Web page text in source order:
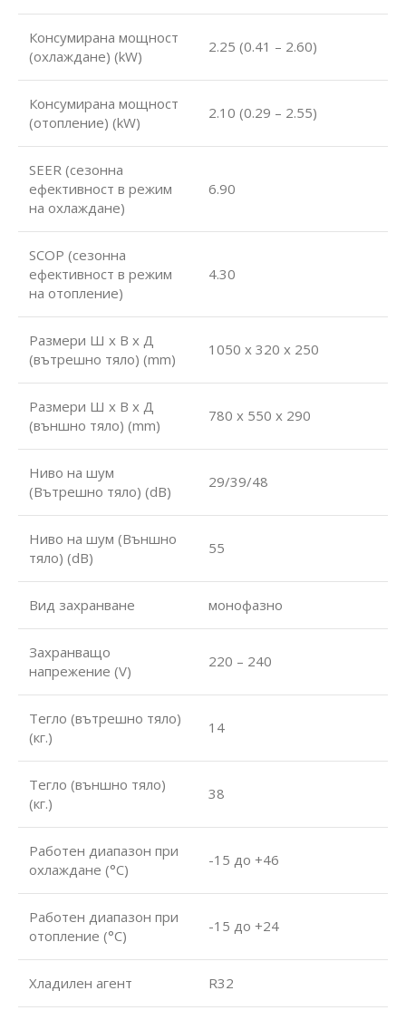
Консумирана мощност
(охлаждане) (kW)
2.25 (0.41 – 2.60)
Консумирана мощност
(отопление) (kW)
2.10 (0.29 – 2.55)
SEER (сезонна
ефективност в режим
на охлаждане)
6.90
SCOP (сезонна
ефективност в режим
на отопление)
4.30
Размери Ш х В х Д
(вътрешно тяло) (mm)
1050 x 320 x 250
Размери Ш х В х Д
(външно тяло) (mm)
780 х 550 х 290
Ниво на шум
(Вътрешно тяло) (dB)
29/39/48
Ниво на шум (Външно
тяло) (dB)
55
Вид захранване монофазно
Захранващо
напрежение (V)
220 – 240
Тегло (вътрешно тяло)
(кг.)
14
Тегло (външно тяло)
(кг.)
38
Работен диапазон при
охлаждане (°С)
-15 до +46
Работен диапазон при
отопление (°С)
-15 до +24
Хладилен агент R32